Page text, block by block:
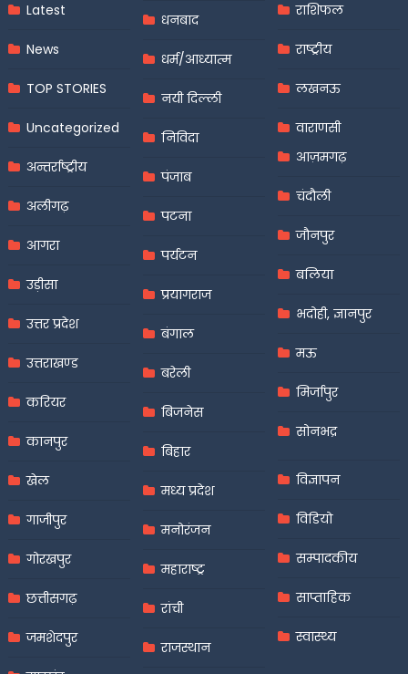
Latest
News
TOP STORIES
Uncategorized
अन्तर्राष्ट्रीय
अलीगढ़
आगरा
उड़ीसा
उत्तर प्रदेश
उत्तराखण्ड
करियर
कानपुर
खेल
गाजीपुर
गोरखपुर
छत्तीसगढ़
जमशेदपुर
धनबाद
धर्म/आध्यात्म
नयी दिल्ली
निविदा
पंजाब
पटना
पर्यटन
प्रयागराज
बंगाल
बरेली
बिजनेस
बिहार
मध्य प्रदेश
मनोरंजन
महाराष्ट्र
रांची
राजस्थान
राशिफल
राष्ट्रीय
लखनऊ
वाराणसी
आज़मगढ़
चंदौली
जौनपुर
बलिया
भदोही, ज्ञानपुर
मऊ
मिर्जापुर
सोनभद्र
विज्ञापन
विडियो
सम्पादकीय
साप्ताहिक
स्वास्थ्य